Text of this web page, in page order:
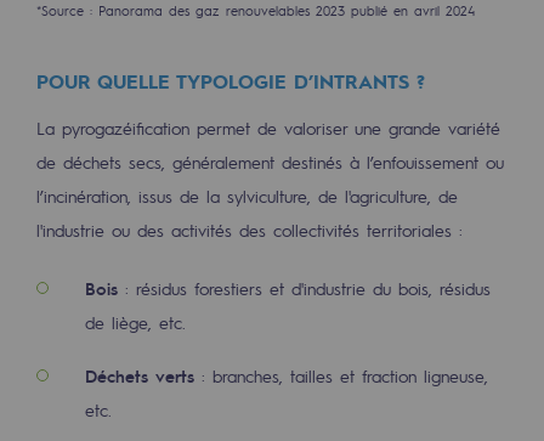
BE POSITIF, le programme de
Décarbonation : une priorité
Limitation des émissions atmosphériques
Gestion de l'énergie
Préservation de la biodiversité
Responsabilité sociale et territoriale
Responsabilité sociale et
Energiz Mouv
*Source : Panorama des gaz renouvelables 2023 publié en avril 2024
POUR QUELLE TYPOLOGIE D’INTRANTS ?
La pyrogazéification permet de valoriser une grande variété
de déchets secs, généralement destinés à l’enfouissement ou
l’incinération, issus de la sylviculture, de l'agriculture, de
l'industrie ou des activités des collectivités territoriales :
Bois : résidus forestiers et d'industrie du bois, résidus
de liège, etc.
Déchets verts : branches, tailles et fraction ligneuse,
etc.